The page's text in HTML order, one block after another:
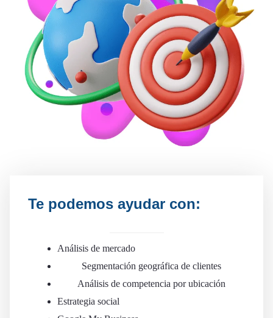
Te podemos ayudar con:
Análisis de mercado
Segmentación geográfica de clientes
Análisis de competencia por ubicación
Estrategia social